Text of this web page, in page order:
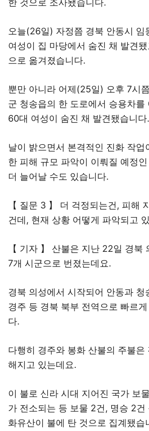
한 것으로 조사됐습니다.
오늘(26일) 자정쯤 경북 안동시 임
여성이 집 마당에서 숨진 채 발견
으로 옮겨졌습니다.
뿐만 아니라 어제(25일) 오후 7시
군 청송읍의 한 도로에서 승용차를
60대 여성이 숨진 채 발견됐습니다.
날이 밝으면서 본격적인 진화 작업
한 피해 규모 파악이 이뤄질 예정
더 늘어날 수도 있습니다.
【 질문 3 】 더 걱정되는건, 피해
건데, 현재 상황 어떻게 파악되고
【 기자 】 산불은 지난 22일 경북
7개 시군으로 번졌는데요.
경북 의성에서 시작되어 안동과 청
경주 등 경북 북부 전역으로 빠르
다.
다행히 경주와 봉화 산불의 주불은
해지고 있는데요.
이 불로 신라 시대 지어진 국가 보
가 전소되는 등 보물 2건, 명승 2건
화유산이 불에 탄 것으로 집계됐습